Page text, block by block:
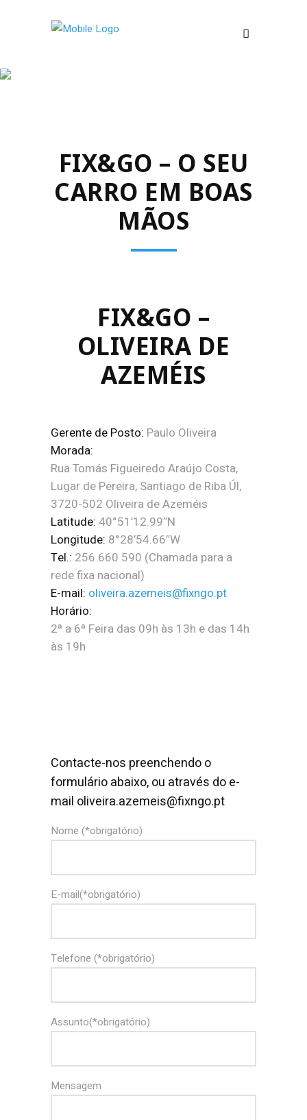
FIX&GO – O SEU
CARRO EM BOAS
MÃOS
FIX&GO –
OLIVEIRA DE
AZEMÉIS
Gerente de Posto: Paulo Oliveira
Morada:
Rua Tomás Figueiredo Araújo Costa,
Lugar de Pereira, Santiago de Riba Úl,
3720-502 Oliveira de Azeméis
Latitude: 40°51’12.99″N
Longitude: 8°28’54.66″W
Tel.: 256 660 590 (Chamada para a
rede fixa nacional)
E-mail: oliveira.azemeis@fixngo.pt
Horário:
2ª a 6ª Feira das 09h às 13h e das 14h
às 19h
Contacte-nos preenchendo o
formulário abaixo, ou através do e-
mail oliveira.azemeis@fixngo.pt
Nome (*obrigatório)
E-mail(*obrigatório)
Telefone (*obrigatório)
Assunto(*obrigatório)
Mensagem